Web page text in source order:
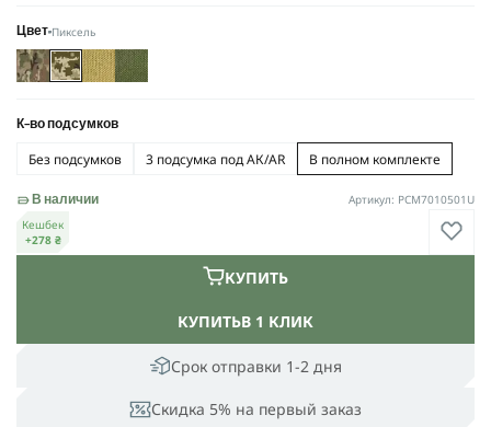
Цвет Пиксель
К-во подсумков
Без подсумков 3 подсумка под АК/AR В полном комплекте
Срок отправки 1-2 дня
Скидка 5% на первый заказ
КУПИТЬВ 1 КЛИК
КУПИТЬ
В наличии
Артикул: PCM7010501U
Кешбек
+278 ₴